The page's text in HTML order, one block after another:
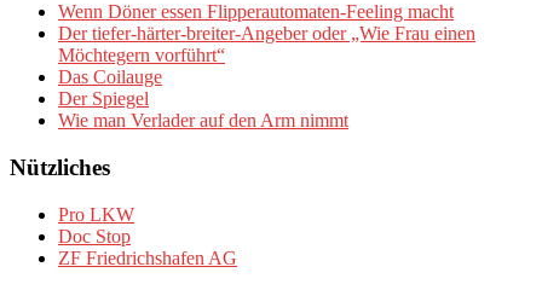
Wenn Döner essen Flipperautomaten-Feeling macht
Der tiefer-härter-breiter-Angeber oder „Wie Frau einen
Möchtegern vorführt“
Das Coilauge
Der Spiegel
Wie man Verlader auf den Arm nimmt
Nützliches
Pro LKW
Doc Stop
ZF Friedrichshafen AG